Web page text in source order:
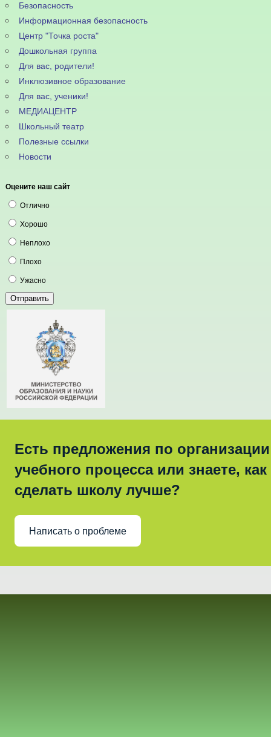
Безопасность
Информационная безопасность
Центр "Точка роста"
Дошкольная группа
Для вас, родители!
Инклюзивное образование
Для вас, ученики!
МЕДИАЦЕНТР
Школьный театр
Полезные ссылки
Новости
Оцените наш сайт
Отлично
Хорошо
Неплохо
Плохо
Ужасно
Есть предложения по организации
учебного процесса или знаете, как
сделать школу лучше?
Написать о проблеме